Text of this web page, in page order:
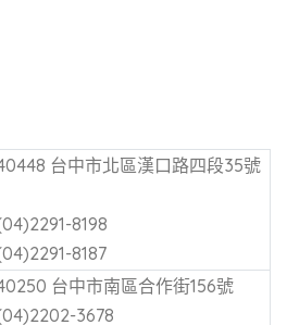
台中市北區漢口路四段35號
8198
8187
台中市南區合作街156號
3678